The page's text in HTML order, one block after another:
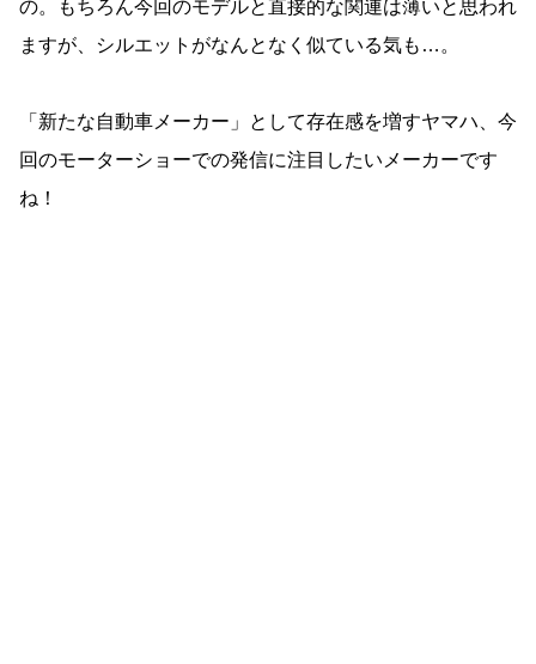
の。もちろん今回のモデルと直接的な関連は薄いと思われ
ますが、シルエットがなんとなく似ている気も…。
「新たな自動車メーカー」として存在感を増すヤマハ、今
回のモーターショーでの発信に注目したいメーカーです
ね！